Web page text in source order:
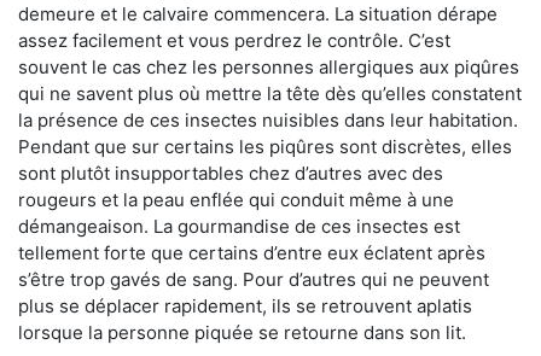
demeure et le calvaire commencera. La situation dérape
assez facilement et vous perdrez le contrôle. C’est
souvent le cas chez les personnes allergiques aux piqûres
qui ne savent plus où mettre la tête dès qu’elles constatent
la présence de ces insectes nuisibles dans leur habitation.
Pendant que sur certains les piqûres sont discrètes, elles
sont plutôt insupportables chez d’autres avec des
rougeurs et la peau enflée qui conduit même à une
démangeaison. La gourmandise de ces insectes est
tellement forte que certains d’entre eux éclatent après
s’être trop gavés de sang. Pour d’autres qui ne peuvent
plus se déplacer rapidement, ils se retrouvent aplatis
lorsque la personne piquée se retourne dans son lit.